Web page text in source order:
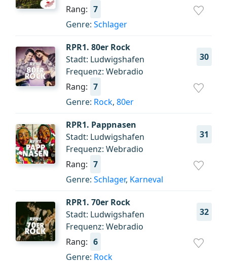
Rang: 7
Genre: Schlager
RPR1. 80er Rock
30
Stadt: Ludwigshafen
Frequenz: Webradio
Rang: 7
Genre: Rock, 80er
RPR1. Pappnasen
31
Stadt: Ludwigshafen
Frequenz: Webradio
Rang: 7
Genre: Schlager, Karneval
RPR1. 70er Rock
32
Stadt: Ludwigshafen
Frequenz: Webradio
Rang: 6
Genre: Rock